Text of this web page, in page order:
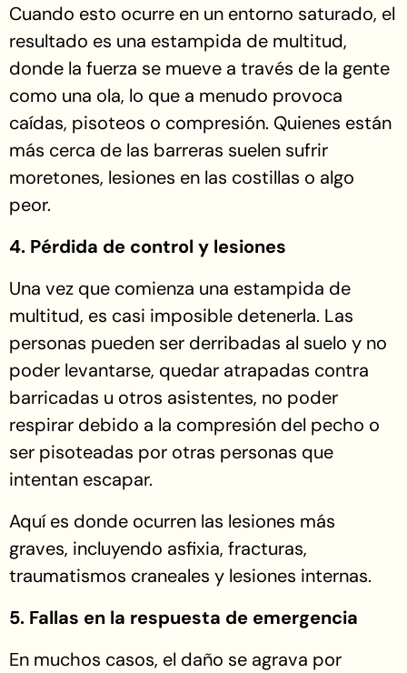
Cuando esto ocurre en un entorno saturado, el
resultado es una estampida de multitud,
donde la fuerza se mueve a través de la gente
como una ola, lo que a menudo provoca
caídas, pisoteos o compresión. Quienes están
más cerca de las barreras suelen sufrir
moretones, lesiones en las costillas o algo
peor.
4. Pérdida de control y lesiones
Una vez que comienza una estampida de
multitud, es casi imposible detenerla. Las
personas pueden ser derribadas al suelo y no
poder levantarse, quedar atrapadas contra
barricadas u otros asistentes, no poder
respirar debido a la compresión del pecho o
ser pisoteadas por otras personas que
intentan escapar.
Aquí es donde ocurren las lesiones más
graves, incluyendo asfixia, fracturas,
traumatismos craneales y lesiones internas.
5. Fallas en la respuesta de emergencia
En muchos casos, el daño se agrava por